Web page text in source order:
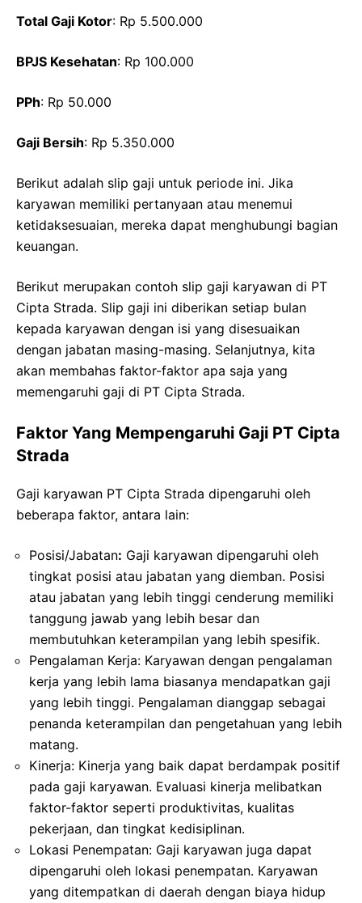
Total Gaji Kotor: Rp 5.500.000
BPJS Kesehatan: Rp 100.000
PPh: Rp 50.000
Gaji Bersih: Rp 5.350.000
Berikut adalah slip gaji untuk periode ini. Jika
karyawan memiliki pertanyaan atau menemui
ketidaksesuaian, mereka dapat menghubungi bagian
keuangan.
Berikut merupakan contoh slip gaji karyawan di PT
Cipta Strada. Slip gaji ini diberikan setiap bulan
kepada karyawan dengan isi yang disesuaikan
dengan jabatan masing-masing. Selanjutnya, kita
akan membahas faktor-faktor apa saja yang
memengaruhi gaji di PT Cipta Strada.
Faktor Yang Mempengaruhi Gaji PT Cipta
Strada
Gaji karyawan PT Cipta Strada dipengaruhi oleh
beberapa faktor, antara lain:
Posisi/Jabatan: Gaji karyawan dipengaruhi oleh
tingkat posisi atau jabatan yang diemban. Posisi
atau jabatan yang lebih tinggi cenderung memiliki
tanggung jawab yang lebih besar dan
membutuhkan keterampilan yang lebih spesifik.
Pengalaman Kerja: Karyawan dengan pengalaman
kerja yang lebih lama biasanya mendapatkan gaji
yang lebih tinggi. Pengalaman dianggap sebagai
penanda keterampilan dan pengetahuan yang lebih
matang.
Kinerja: Kinerja yang baik dapat berdampak positif
pada gaji karyawan. Evaluasi kinerja melibatkan
faktor-faktor seperti produktivitas, kualitas
pekerjaan, dan tingkat kedisiplinan.
Lokasi Penempatan: Gaji karyawan juga dapat
dipengaruhi oleh lokasi penempatan. Karyawan
yang ditempatkan di daerah dengan biaya hidup